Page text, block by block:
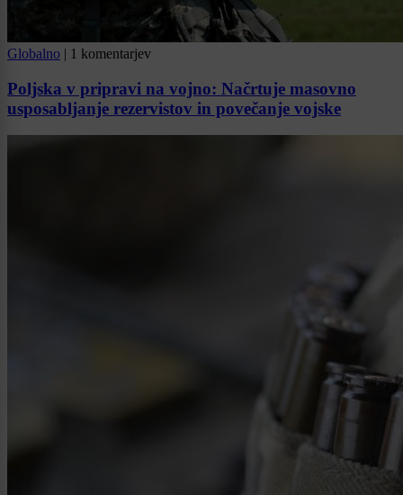
Globalno | 1 komentarjev
Poljska v pripravi na vojno: Načrtuje masovno
usposabljanje rezervistov in povečanje vojske